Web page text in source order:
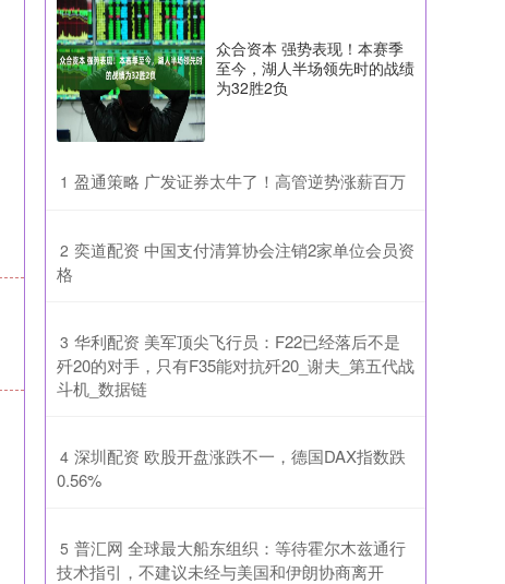
众合资本 强势表现！本赛季
至今，湖人半场领先时的战绩
为32胜2负
1 ​盈通策略 广发证券太牛了！高管逆势涨薪百万
2 ​奕道配资 中国支付清算协会注销2家单位会员资
格
3 ​华利配资 美军顶尖飞行员：F22已经落后不是
歼20的对手，只有F35能对抗歼20_谢夫_第五代战
斗机_数据链
4 ​深圳配资 欧股开盘涨跌不一，德国DAX指数跌
0.56%
5 ​普汇网 全球最大船东组织：等待霍尔木兹通行
技术指引，不建议未经与美国和伊朗协商离开